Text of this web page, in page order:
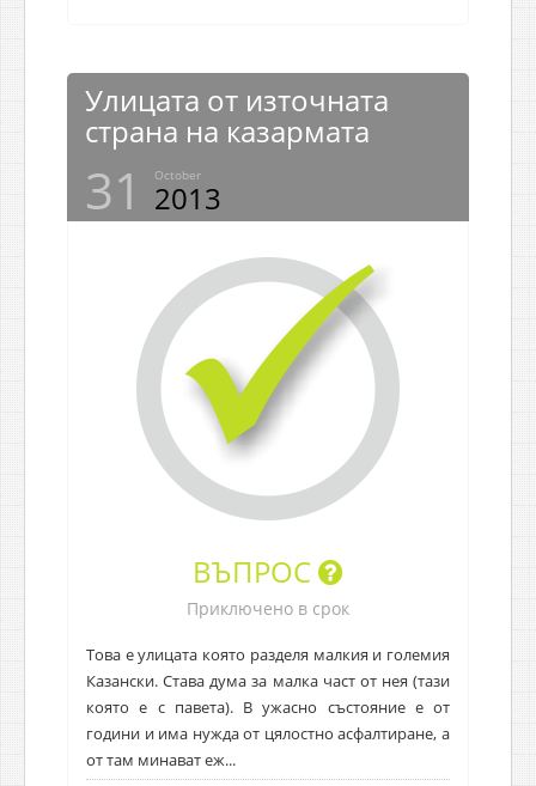
Улицата от източната
страна на казармата
31 October
2013
ВЪПРОС
Приключено в срок
Това е улицата която разделя малкия и големия
Казански. Става дума за малка част от нея (тази
която е с павета). В ужасно състояние е от
години и има нужда от цялостно асфалтиране, а
от там минават еж...